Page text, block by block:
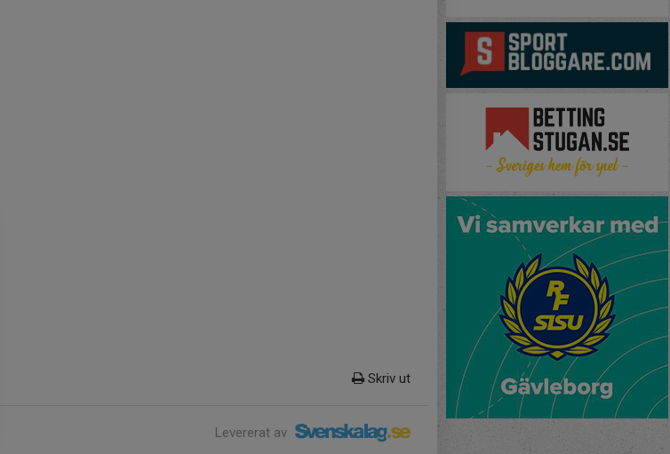
Skriv ut
Levererat av